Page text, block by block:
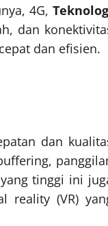
4G,
dan
dan efisien.
dan
tinggi ini
reality (VR)